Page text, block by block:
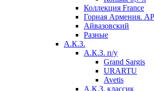
Коллекция France
Горная Армения.
Айвазовский
Разные
А.К.З.
А.К.З. п/у
Grand Sargis
URARTU
Avetis
А.К.З. классик